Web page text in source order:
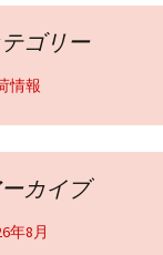
ゴリー
情報
ーカイブ
年8月